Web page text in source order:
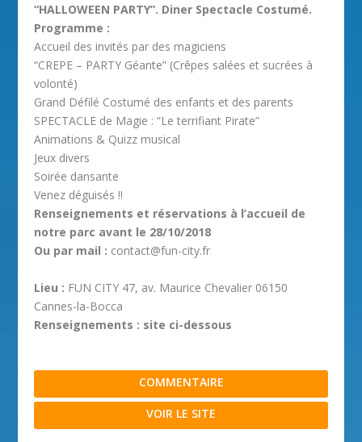
“HALLOWEEN PARTY”. Diner Spectacle Costumé.
Programme :
Accueil des invités par des magiciens
“CREPE – PARTY Géante” (Crêpes salées et sucrées à
volonté)
Grand Défilé Costumé des enfants et des parents
SPECTACLE de Magie : “Le terrifiant Pirate”
Animations & Quizz musical
Jeux divers
Soirée dansante
Venez déguisés !!
Renseignements et réservations à l’accueil de
notre parc avant le 28/10/2018
Ou par mail : contact@fun-city.fr
Lieu : FUN CITY 47, av. Maurice Chevalier 06150
Cannes-la-Bocca
Renseignements : site ci-dessous
COMMENTAIRE
VOIR LE SITE